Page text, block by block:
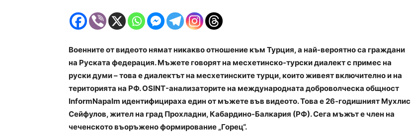
Военните от видеото нямат никакво отношение към Турция, а най-вероятно са граждани
на Руската федерация. Мъжете говорят на месхетинско-турски диалект с примес на
руски думи – това е диалектът на месхетинските турци, които живеят включително и на
територията на РФ. OSINT-анализаторите на международната доброволческа общност
InformNapalm идентифицираха един от мъжете във видеото. Това е 26-годишният Мухлис
Сейфулов, жител на град Прохладни, Кабардино-Балкария (РФ). Сега мъжът е член на
чеченското въоръжено формирование „Горец“.